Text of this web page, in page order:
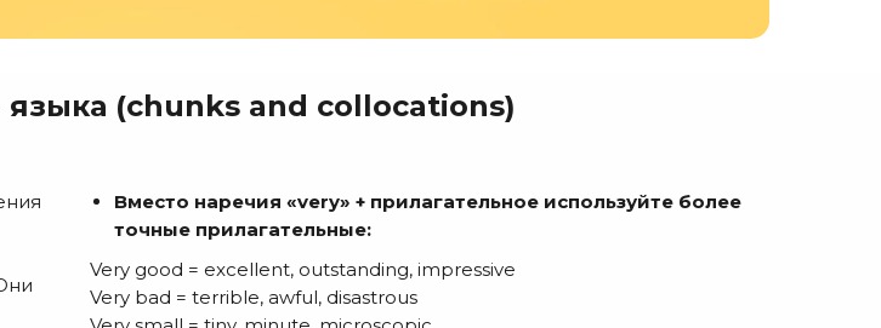
языка (chunks and collocations)
Вместо наречия «very» + прилагательное используйте более
точные прилагательные:
Very good = excellent, outstanding, impressive
Very bad = terrible, awful, disastrous